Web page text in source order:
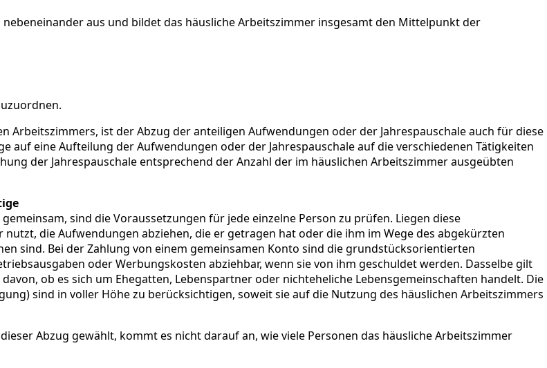
aus und bildet das häusliche Arbeitszimmer insgesamt den Mittelpunkt der
ist der Abzug der anteiligen Aufwendungen oder der Jahrespauschale auch für diese
auf eine Aufteilung der Aufwendungen oder der Jahrespauschale auf die verschiedenen Tätigkeiten
der Jahrespauschale entsprechend der Anzahl der im häuslichen Arbeitszimmer ausgeübten
sind die Voraussetzungen für jede einzelne Person zu prüfen. Liegen diese
die Aufwendungen abziehen, die er getragen hat oder die ihm im Wege des abgekürzten
sind. Bei der Zahlung von einem gemeinsamen Konto sind die grundstücksorientierten
oder Werbungskosten abziehbar, wenn sie von ihm geschuldet werden. Dasselbe gilt
ob es sich um Ehegatten, Lebenspartner oder nichteheliche Lebensgemeinschaften handelt. Die
sind in voller Höhe zu berücksichtigen, soweit sie auf die Nutzung des häuslichen Arbeitszimmers
Abzug gewählt, kommt es nicht darauf an, wie viele Personen das häusliche Arbeitszimmer